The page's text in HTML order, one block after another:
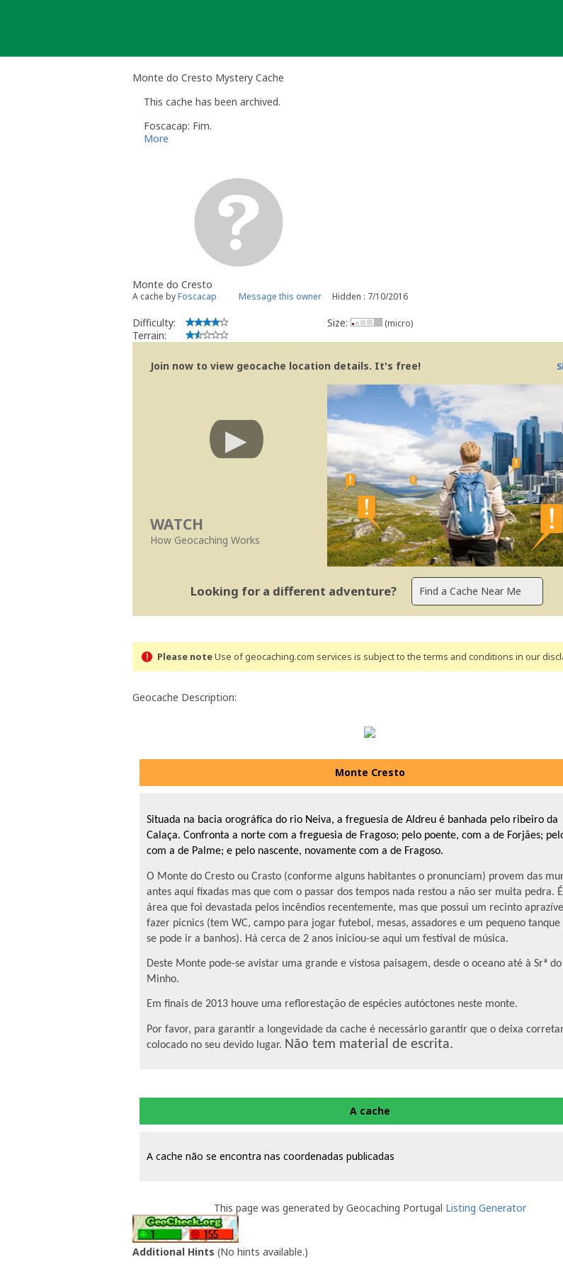
Monte do Cresto Mystery Cache
This cache has been archived.
Foscacap: Fim.
More
Monte do Cresto
A cache byFoscacap Message this owner Hidden : 7/10/2016
Difficulty:
Terrain:
Size: (micro)
Join now to view geocache location details. It's free!
WATCH
How Geocaching Works
Looking for a different adventure?
Please noteUse of geocaching.com services is subject to the terms and conditions in our
Geocache Description:
Monte Cresto
Situada na bacia orográfica do rio Neiva, a freguesia de Aldreu é banhada pelo ribeiro da
Calaça. Confronta a norte com a freguesia de Fragoso; pelo poente, com a de Forjães;
com a de Palme; e pelo nascente, novamente com a de Fragoso.
O Monte do Cresto ou Crasto (conforme alguns habitantes o pronunciam) provem das
antes aqui fixadas mas que com o passar dos tempos nada restou a não ser muita pedra.
área que foi devastada pelos incêndios recentemente, mas que possui um recinto
fazer picnics (tem WC, campo para jogar futebol, mesas, assadores e um pequeno tanque
se pode ir a banhos). Há cerca de 2 anos iniciou-se aqui um festival de música.
Deste Monte pode-se avistar uma grande e vistosa paisagem, desde o oceano até à Srª do
Minho.
Em finais de 2013 houve uma reflorestação de espécies autóctones neste monte.
Por favor, para garantir a longevidade da cache é necessário garantir que o deixa
colocado no seu devido lugar. Não tem material de escrita.
A cache
A cache não se encontra nas coordenadas publicadas
This page was generated by Geocaching Portugal Listing Generator
Additional Hints (No hints available.)